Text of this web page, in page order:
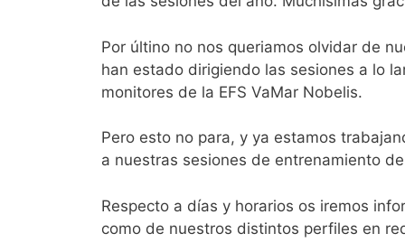
Por últino no nos queriamos olvidar de
han estado dirigiendo las sesiones a lo
monitores de la EFS VaMar Nobelis.
Pero esto no para, y ya estamos
a nuestras sesiones de entrenamiento
Respecto a días y horarios os iremos
como de nuestros distintos perfiles en